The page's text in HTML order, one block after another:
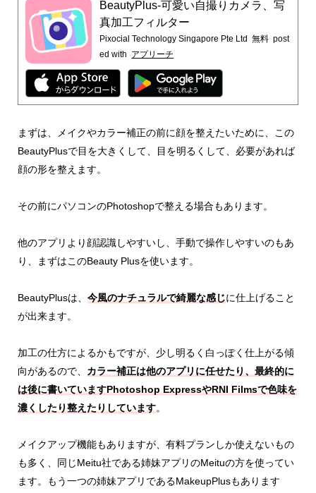
BeautyPlus-可愛い自撮りカメラ、写
真加工フィルター
Pixocial Technology Singapore Pte Ltd 無料 post
ed with アプリーチ
まずは、メイクやカラー補正の前に顔を整えたいために、この
BeautyPlusで目を大きくして、目を明るくして、必要があれば
顔の形を整えます。
その前にパソコンのPhotoshopで整える場合もあります。
他のアプリより顔認識しやすいし、手動で操作しやすいのもあ
り、まずはこのBeauty Plusを使います。
BeautyPlusは、 今風のナチュラルで綺麗な感じに仕上げること
が出来ます。
加工の仕方によるかもですが、少し明るく白っぽく仕上がる傾
向があるので、 カラー補正は他のアプリに任せたり、最終的に
は後に書いていますPhotoshop ExpressやRNI Filmsで色味を
濃くしたり整えたりしています。
メイクアップ機能もありますが、有料プランしか使えないもの
も多く、同じMeitu社である姉妹アプリのMeituの方を使ってい
ます。もう一つの姉妹アプリであるMakeupPlusもあります